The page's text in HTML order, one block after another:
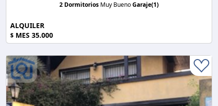
2 Dormitorios Muy BuenoGaraje(1)
ALQUILER
$ MES 35.000